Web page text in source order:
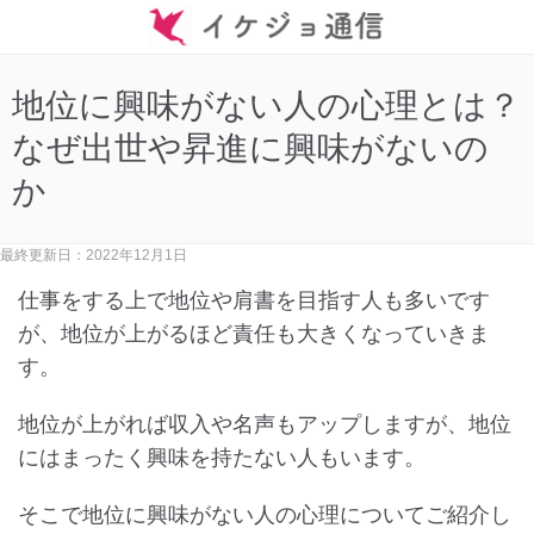
地位に興味がない人の心理とは？
なぜ出世や昇進に興味がないの
か
最終更新日：2022年12月1日
仕事をする上で地位や肩書を目指す人も多いです
が、地位が上がるほど責任も大きくなっていきま
す。
地位が上がれば収入や名声もアップしますが、地位
にはまったく興味を持たない人もいます。
そこで地位に興味がない人の心理についてご紹介し